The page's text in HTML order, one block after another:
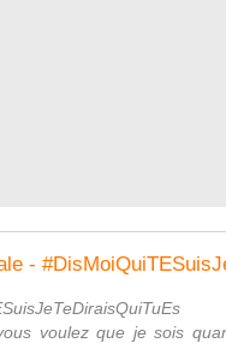
voulez que je sois